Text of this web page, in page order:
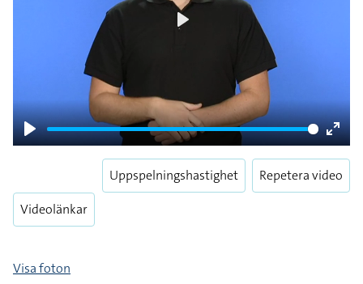
Play
Enter
Videolänkar
Uppspelningshastighet Repetera video
Visa foton